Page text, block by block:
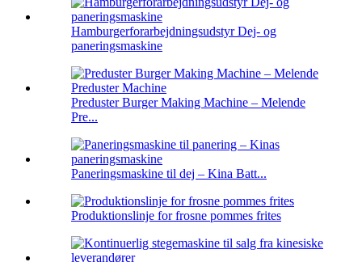
Hamburgerforarbejdningsudstyr Dej- og
paneringsmaskine
Preduster Burger Making Machine – Melende
Pre...
Paneringsmaskine til dej – Kina Batt...
Produktionslinje for frosne pommes frites